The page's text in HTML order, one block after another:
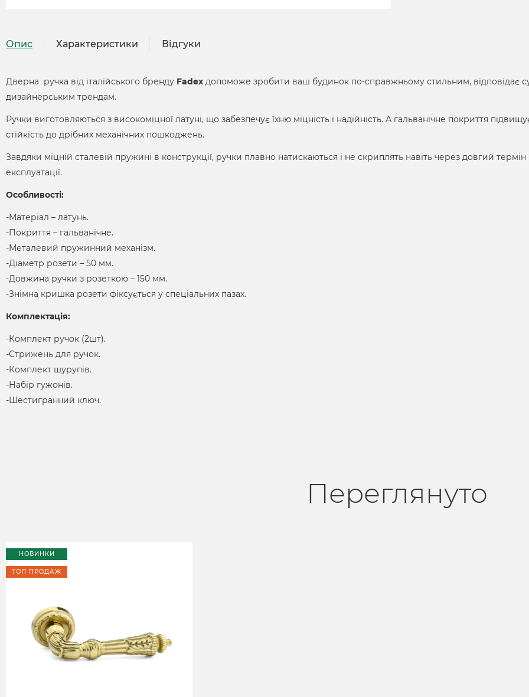
Опис Характеристики Відгуки
Дверна ручка від італійського бренду Fadex допоможе зробити ваш будинок по-справжньому стильним, відповідає
дизайнерським трендам.
Ручки виготовляються з високоміцної латуні, що забезпечує їхню міцність і надійність. А гальванічне покриття
стійкість до дрібних механічних пошкоджень.
Завдяки міцній сталевій пружині в конструкції, ручки плавно натискаються і не скриплять навіть через довгий термін
експлуатації.
Особливості:
-Матеріал – латунь.
-Покриття – гальванічне.
-Металевий пружинний механізм.
-Діаметр розети – 50 мм.
-Довжина ручки з розеткою – 150 мм.
-Знімна кришка розети фіксується у спеціальних пазах.
Комплектація:
-Комплект ручок (2шт).
-Стрижень для ручок.
-Комплект шурупів.
-Набір гужонів.
-Шестигранний ключ.
Переглянуто
НОВИНКИ
ТОП ПРОДАЖ